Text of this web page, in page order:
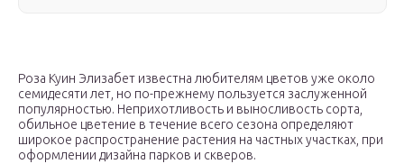
Роза Куин Элизабет известна любителям цветов уже около
семидесяти лет, но по-прежнему пользуется заслуженной
популярностью. Неприхотливость и выносливость сорта,
обильное цветение в течение всего сезона определяют
широкое распространение растения на частных участках, при
оформлении дизайна парков и скверов.